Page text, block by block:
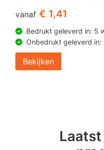
vanaf € 1,41
Bedrukt geleverd in: 5
Onbedrukt geleverd
Bekijken